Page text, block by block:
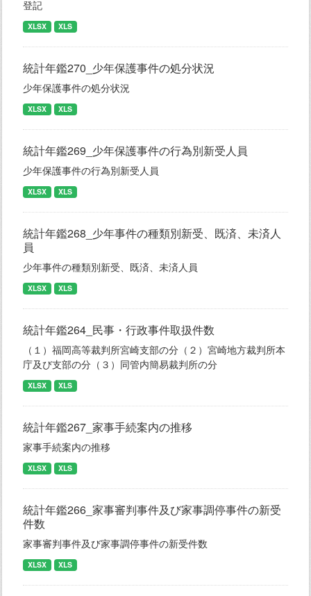
登記
XLSX XLS
統計年鑑270_少年保護事件の処分状況
少年保護事件の処分状況
XLSX XLS
統計年鑑269_少年保護事件の行為別新受人員
少年保護事件の行為別新受人員
XLSX XLS
統計年鑑268_少年事件の種類別新受、既済、未済人
員
少年事件の種類別新受、既済、未済人員
XLSX XLS
統計年鑑264_民事・行政事件取扱件数
（１）福岡高等裁判所宮崎支部の分（２）宮崎地方裁判所本
庁及び支部の分（３）同管内簡易裁判所の分
XLSX XLS
統計年鑑267_家事手続案内の推移
家事手続案内の推移
XLSX XLS
統計年鑑266_家事審判事件及び家事調停事件の新受
件数
家事審判事件及び家事調停事件の新受件数
XLSX XLS